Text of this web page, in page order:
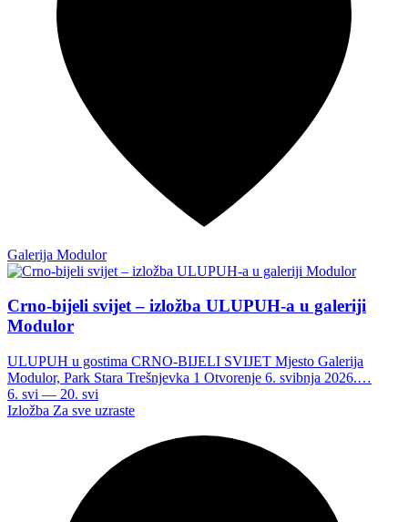
Galerija Modulor
Crno-bijeli svijet – izložba ULUPUH-a u galeriji
Modulor
ULUPUH u gostima CRNO-BIJELI SVIJET Mjesto Galerija
Modulor, Park Stara Trešnjevka 1 Otvorenje 6. svibnja 2026.…
6. svi — 20. svi
Izložba Za sve uzraste